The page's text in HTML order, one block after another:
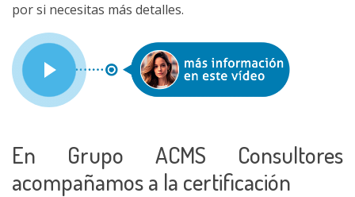
por si necesitas más detalles.
En Grupo ACMS Consultores
acompañamos a la certificación